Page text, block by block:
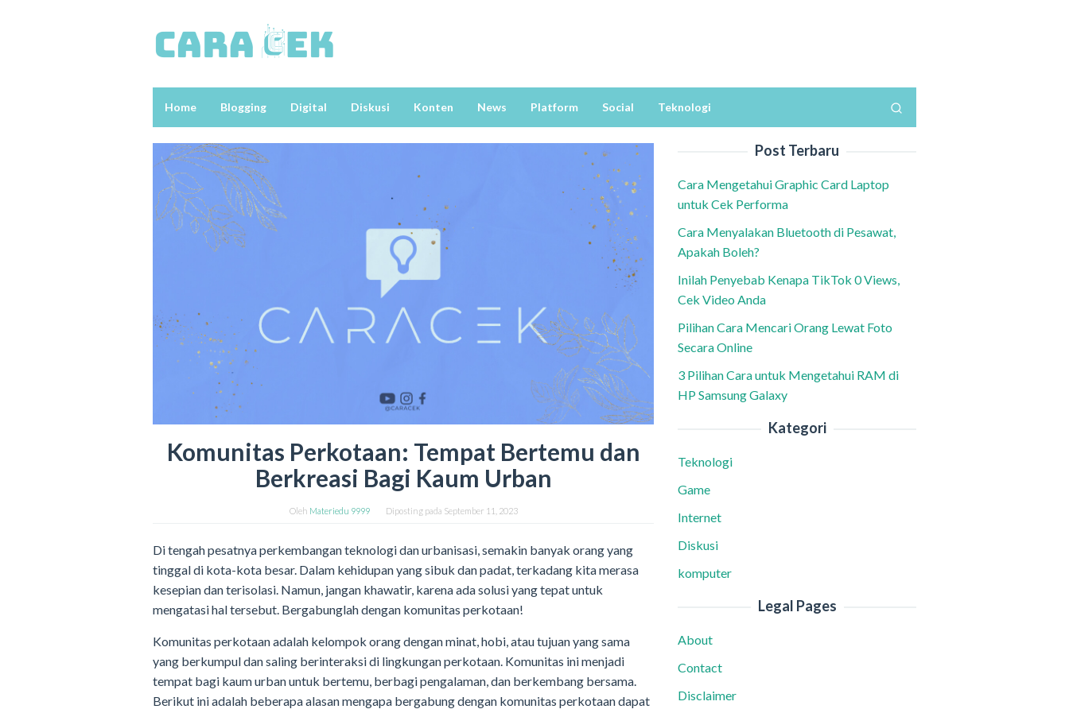
Home Blogging Digital Diskusi Konten News Platform Social Teknologi
Komunitas Perkotaan: Tempat Bertemu dan
Berkreasi Bagi Kaum Urban
Oleh Materiedu 9999 Diposting pada September 11, 2023
Di tengah pesatnya perkembangan teknologi dan urbanisasi, semakin banyak orang yang
tinggal di kota-kota besar. Dalam kehidupan yang sibuk dan padat, terkadang kita merasa
kesepian dan terisolasi. Namun, jangan khawatir, karena ada solusi yang tepat untuk
mengatasi hal tersebut. Bergabunglah dengan komunitas perkotaan!
Komunitas perkotaan adalah kelompok orang dengan minat, hobi, atau tujuan yang sama
yang berkumpul dan saling berinteraksi di lingkungan perkotaan. Komunitas ini menjadi
tempat bagi kaum urban untuk bertemu, berbagi pengalaman, dan berkembang bersama.
Berikut ini adalah beberapa alasan mengapa bergabung dengan komunitas perkotaan dapat
Post Terbaru
Cara Mengetahui Graphic Card Laptop
untuk Cek Performa
Cara Menyalakan Bluetooth di Pesawat,
Apakah Boleh?
Inilah Penyebab Kenapa TikTok 0 Views,
Cek Video Anda
Pilihan Cara Mencari Orang Lewat Foto
Secara Online
3 Pilihan Cara untuk Mengetahui RAM di
HP Samsung Galaxy
Kategori
Teknologi
Game
Internet
Diskusi
komputer
Legal Pages
About
Contact
Disclaimer